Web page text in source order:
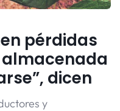
pérdidas
dicen
y